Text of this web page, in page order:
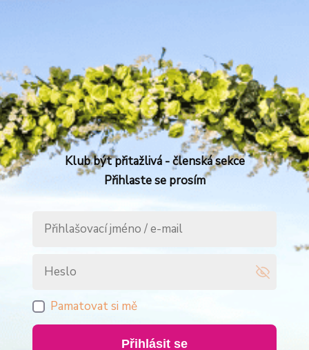
Klub být přitažlivá - členská sekce
Přihlaste se prosím
Pamatovat si mě
Přihlásit se